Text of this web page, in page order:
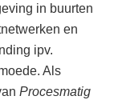
in buurten
en
ipv.
Als
Procesmatig